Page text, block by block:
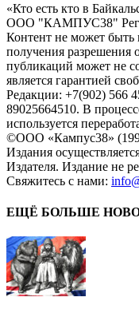
«Кто есть кто в
ООО "КАМПУС38" Рег
Контент не может быть
получения разрешения
публикаций может не
является гарантией
Редакции: +7(902) 566
89025664510. В
используется
©ООО «Кампус38»
Издания
Издателя. Издание не
Свяжитесь с нами:
ЕЩЁ БОЛЬШЕ